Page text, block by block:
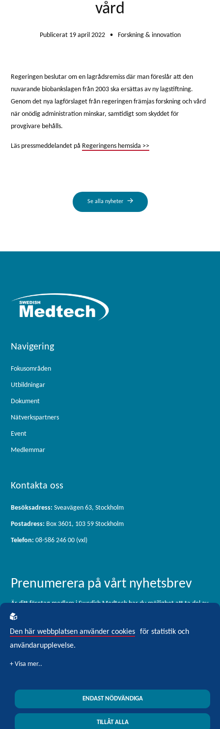
vård
Publicerat 19 april 2022 ● Forskning & innovation
Regeringen beslutar om en lagrådsremiss där man föreslår att den
nuvarande biobankslagen från 2003 ska ersättas av ny lagstiftning.
Genom det nya lagförslaget från regeringen främjas forskning och vård
när onödig administration minskar, samtidigt som skyddet för
provgivare behålls.
Läs pressmeddelandet på Regeringens hemsida >>
Se alla nyheter
Navigering
Fokusområden
Utbildningar
Dokument
Nätverkspartners
Event
Medlemmar
Kontakta oss
Besöksadress: Sveavägen 63, Stockholm
Postadress: Box 3601, 103 59 Stockholm
Telefon: 08-586 246 00 (vxl)
Prenumerera på vårt nyhetsbrev
Är ditt företag medlem i Swedish Medtech har du möjlighet att ta del av
vårt medlemsbrev, som skickas ut 11 gånger per år. För dig som är
intresserad av branschen men inte är medlem är du välkommen att
registrera dig för vårt externa nyhetsbrev Blickfång Medtech.
Klicka här för att prenumerera
Swedish Medtech © 2026 All rights reserved | Integritetspolicy
Den här webbplatsen använder cookies
för statistik och
användarupplevelse.
ENDAST NÖDVÄNDIGA
TILLÅT ALLA